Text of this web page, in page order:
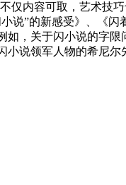
内容可取，艺术技巧
的新感受》、《闪
，关于闪小说的字限
说领军人物的希尼尔